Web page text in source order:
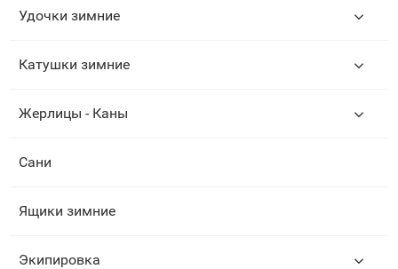
Удочки зимние
Катушки зимние
Жерлицы - Каны
Сани
Ящики зимние
Экипировка